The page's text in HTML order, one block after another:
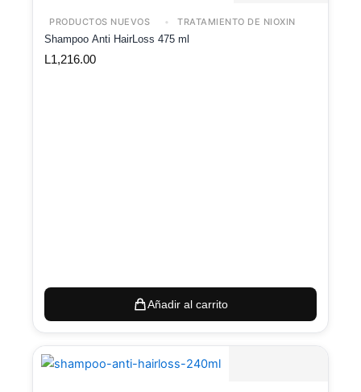
PRODUCTOS NUEVOS TRATAMIENTO DE NIOXIN
Shampoo Anti HairLoss 475 ml
L1,216.00
Añadir al carrito